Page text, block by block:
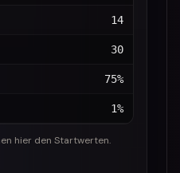
14
30
75%
1%
hier den Startwerten.